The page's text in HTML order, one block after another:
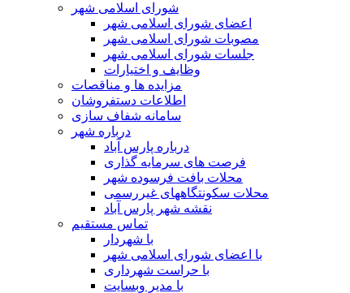
شورای اسلامی شهر
اعضای شورای اسلامی شهر
مصوبات شورای اسلامی شهر
جلسات شورای اسلامی شهر
وظایف و اختیارات
مزایده ها و مناقصات
اطلاعات دستفروشان
سامانه شفاف سازی
درباره شهر
درباره پارس آباد
فرصت های سرمایه گذاری
محلات بافت فرسوده شهر
محلات سکونتگاههای غیررسمی
نقشه شهر پارس آباد
تماس مستقیم
با شهردار
با اعضای شورای اسلامی شهر
با حراست شهرداری
با مدیر وبسایت